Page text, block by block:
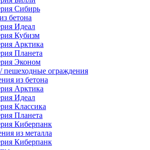
Сибирь
бетона
Идеал
Кубизм
Арктика
Планета
Эконом
пешеходные ограждения
из бетона
Арктика
Идеал
Классика
Планета
Киберпанк
из металла
Киберпанк